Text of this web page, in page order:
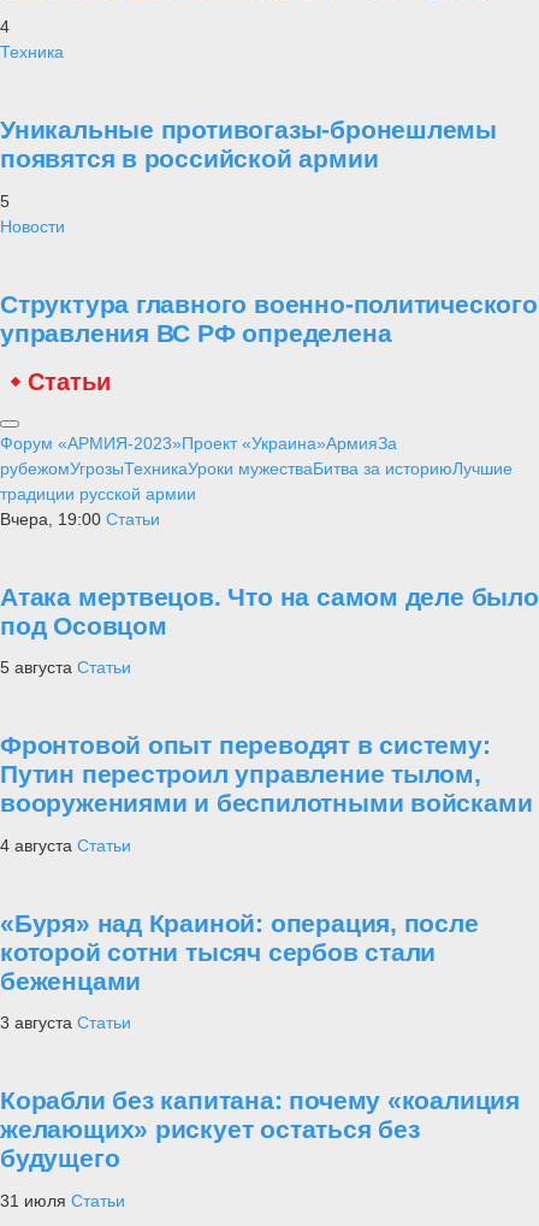
4
Техника
Уникальные противогазы-бронешлемы
появятся в российской армии
5
Новости
Структура главного военно-политического
управления ВС РФ определена
Статьи
Форум «АРМИЯ-2023»Проект «Украина»АрмияЗа
рубежомУгрозыТехникаУроки мужестваБитва за историюЛучшие
традиции русской армии
Вчера, 19:00 Статьи
Атака мертвецов. Что на самом деле было
под Осовцом
5 августа Статьи
Фронтовой опыт переводят в систему:
Путин перестроил управление тылом,
вооружениями и беспилотными войсками
4 августа Статьи
«Буря» над Краиной: операция, после
которой сотни тысяч сербов стали
беженцами
3 августа Статьи
Корабли без капитана: почему «коалиция
желающих» рискует остаться без
будущего
31 июля Статьи